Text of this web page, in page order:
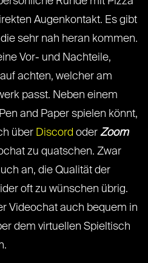
Augenkontakt. Es gibt
sehr nah heran kommen.
Vor- und Nachteile,
achten, welcher am
passt. Neben einem
and Paper spielen könnt,
über Discord oder Zoom
zu quatschen. Zwar
an, die Qualität der
oft zu wünschen übrig.
Videochat auch bequem in
dem virtuellen Spieltisch